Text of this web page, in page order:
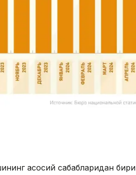
асосий сабабларидан